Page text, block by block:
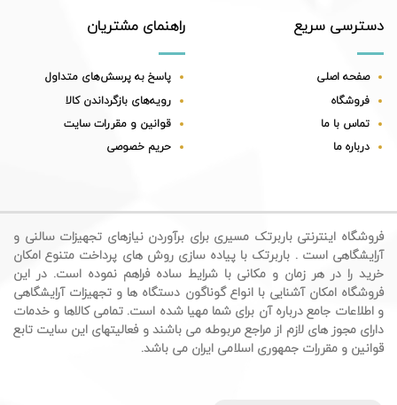
دسترسی سریع
صفحه اصلی
فروشگاه
تماس با ما
درباره ما
راهنمای مشتریان
پاسخ به پرسش‌های متداول
رویه‌های بازگرداندن کالا
قوانین و مقررات سایت
حریم خصوصی
فروشگاه اینترنتی باربرتک مسیری برای برآوردن نیازهای تجهیزات سالنی و
آرایشگاهی است . باربرتک با پیاده سازی روش های پرداخت متنوع امکان
خرید را در هر زمان و مکانی با شرایط ساده فراهم نموده است. در این
فروشگاه امکان آشنایی با انواع گوناگون دستگاه ها و تجهیزات آرایشگاهی
و اطلاعات جامع درباره آن برای شما مهیا شده است. تمامی کالاها و خدمات
دارای مجوز های لازم از مراجع مربوطه می باشند و فعالیتهای این سایت تابع
قوانین و مقررات جمهوری اسلامی ایران می باشد.